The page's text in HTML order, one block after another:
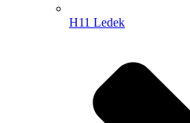
H11 Ledek